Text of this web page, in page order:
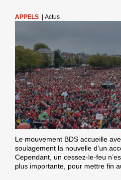
APPELS |Actus
Le mouvement BDS accueille
soulagement la nouvelle d’un
Cependant, un cessez-le-feu
plus importante, pour mettre fin